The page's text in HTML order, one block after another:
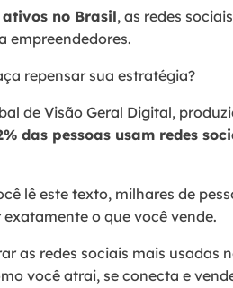
no Brasil, as redes
empreendedores.
repensar sua estratégia?
de Visão Geral Digital,
das pessoas usam redes
lê este texto, milhares de
o que você vende.
as redes sociais mais usadas
você atrai, se conecta e